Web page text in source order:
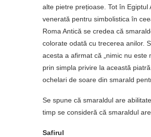
alte pietre prețioase. Tot în
venerată pentru simbolistica în
Roma Antică se credea că
colorate odată cu trecerea anilor.
acesta a afirmat că „nimic nu
prin simpla privire la această
ochelari de soare din smarald
Se spune că smaraldul are
timp se consideră că smaraldul
Safirul